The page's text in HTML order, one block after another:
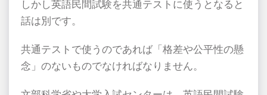
しかし英語民間試験を共通テストに使うとなると
話は別です。
共通テストで使うのであれば「格差や公平性の懸
念」のないものでなければなりません。